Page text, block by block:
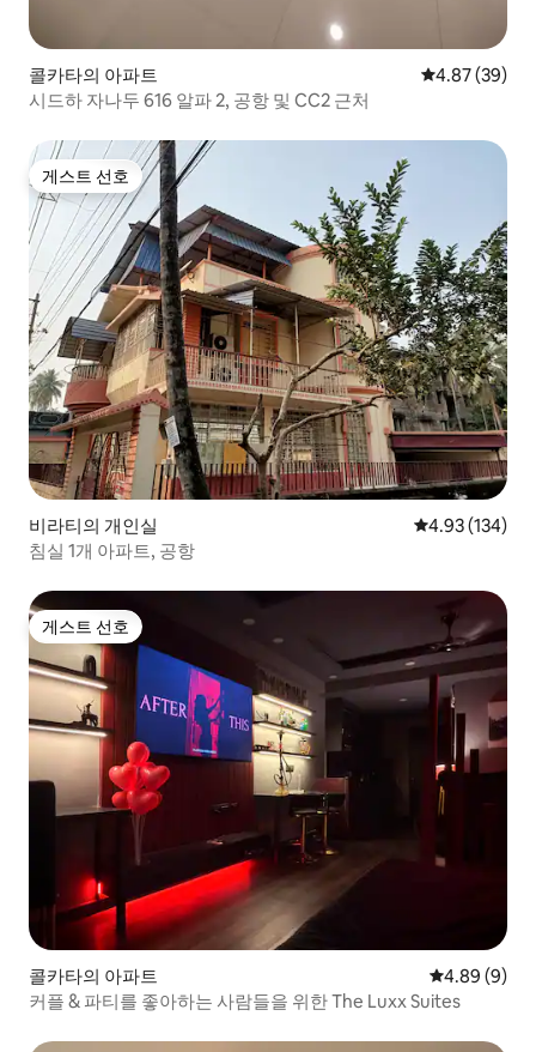
콜카타의 아파트 평점 4.87점(5
4.87 (39)
시드하 자나두 616 알파 2, 공항 및 CC2 근처
게스트 선호
게스트 선호
비라티의 개인실 평점 4.93점(5
4.93 (134)
침실 1개 아파트, 공항
게스트 선호
게스트 선호
콜카타의 아파트 평점 4.89점
4.89 (9)
커플 & 파티를 좋아하는 사람들을 위한 The Luxx Suites